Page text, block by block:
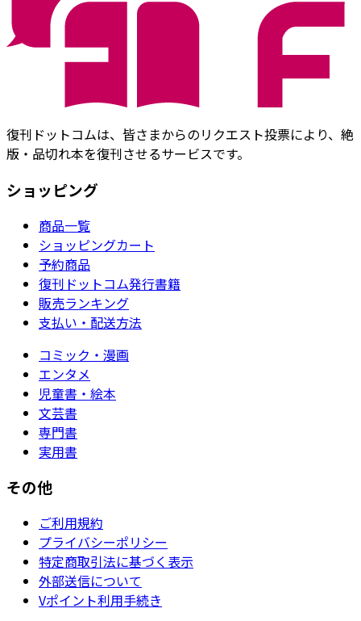
復刊ドットコムは、皆さまからのリクエスト投票により、絶
版・品切れ本を復刊させるサービスです。
ショッピング
商品一覧
ショッピングカート
予約商品
復刊ドットコム発行書籍
販売ランキング
支払い・配送方法
コミック・漫画
エンタメ
児童書・絵本
文芸書
専門書
実用書
その他
ご利用規約
プライバシーポリシー
特定商取引法に基づく表示
外部送信について
Vポイント利用手続き